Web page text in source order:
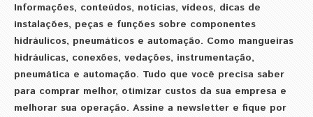
Informações, conteúdos, notícias, vídeos, dicas de
instalações, peças e funções sobre componentes
hidráulicos, pneumáticos e automação. Como mangueiras
hidráulicas, conexões, vedações, instrumentação,
pneumática e automação. Tudo que você precisa saber
para comprar melhor, otimizar custos da sua empresa e
melhorar sua operação. Assine a newsletter e fique por